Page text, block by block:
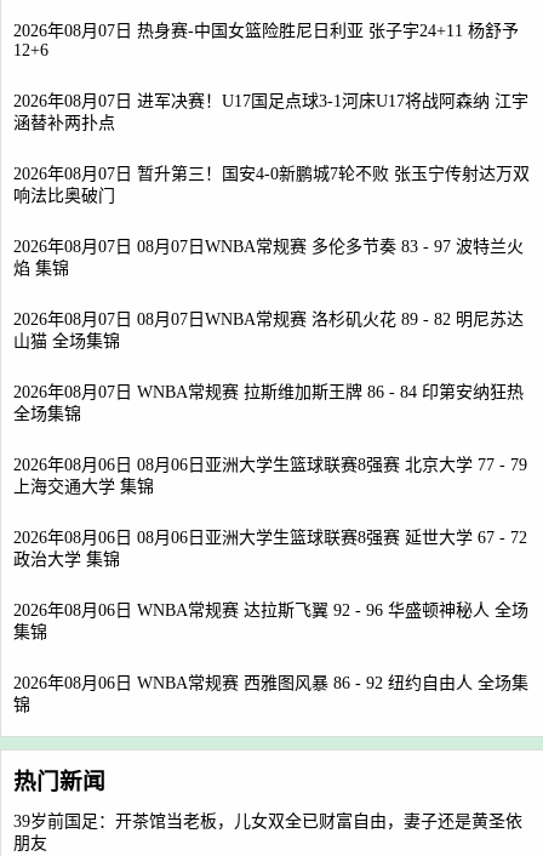
2026年08月07日 热身赛-中国女篮险胜尼日利亚 张子宇24+11 杨舒予
12+6
2026年08月07日 进军决赛！U17国足点球3-1河床U17将战阿森纳 江宇
涵替补两扑点
2026年08月07日 暂升第三！国安4-0新鹏城7轮不败 张玉宁传射达万双
响法比奥破门
2026年08月07日 08月07日WNBA常规赛 多伦多节奏 83 - 97 波特兰火
焰 集锦
2026年08月07日 08月07日WNBA常规赛 洛杉矶火花 89 - 82 明尼苏达
山猫 全场集锦
2026年08月07日 WNBA常规赛 拉斯维加斯王牌 86 - 84 印第安纳狂热
全场集锦
2026年08月06日 08月06日亚洲大学生篮球联赛8强赛 北京大学 77 - 79
上海交通大学 集锦
2026年08月06日 08月06日亚洲大学生篮球联赛8强赛 延世大学 67 - 72
政治大学 集锦
2026年08月06日 WNBA常规赛 达拉斯飞翼 92 - 96 华盛顿神秘人 全场
集锦
2026年08月06日 WNBA常规赛 西雅图风暴 86 - 92 纽约自由人 全场集
锦
热门新闻
39岁前国足：开茶馆当老板，儿女双全已财富自由，妻子还是黄圣依
朋友